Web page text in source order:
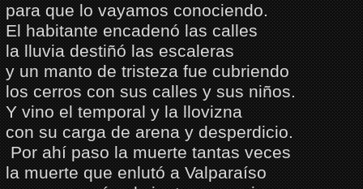
para que lo vayamos conociendo.
El habitante encadenó las calles
la lluvia destiñó las escaleras
y un manto de tristeza fue cubriendo
los cerros con sus calles y sus niños.
Y vino el temporal y la llovizna
con su carga de arena y desperdicio.
Por ahí paso la muerte tantas veces
la muerte que enlutó a Valparaíso